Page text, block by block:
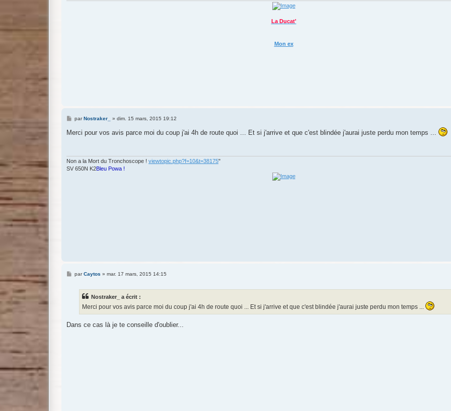
La Ducat'
Mon ex
M
s
s
par Nostraker_ » dim. 15 mars, 2015 19:12
Merci pour vos avis parce moi du coup j'ai 4h de route quoi ... Et si j'arrive et que c'est blindée j'aurai juste perdu mon temps ...
Non a la Mort du Tronchoscope ! viewtopic.php?f=10&t=38175"
SV 650N K2Bleu Powa !
MparCaytos » mar. 17 mars, 2015 14:15
Nostraker_ a écrit :
Merci pour vos avis parce moi du coup j'ai 4h de route quoi ... Et si j'arrive et que c'est blindée j'aurai juste perdu mon temps ...
Dans ce cas là je te conseille d'oublier...